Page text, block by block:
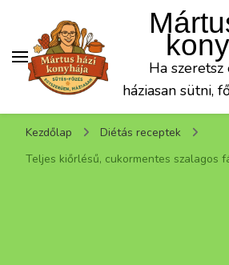
Ha szeretsz
háziasan sütni,
Kezdőlap
Diétás receptek
Teljes kiőrlésű, cukormentes szalagos